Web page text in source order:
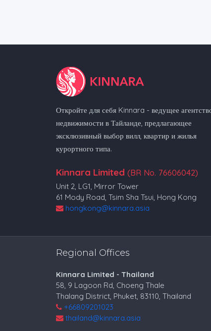
Откройте для себя Kinnara - ведущее
недвижимости в Тайланде, предлагающее
эксклюзивный выбор вилл, квартир и жилья
курортного типа.
Kinnara Limited (BR No. 76606042)
Unit 2, LG1, Mirror Tower
61 Mody Road, Tsim Sha Tsui, Hong Kong
hongkong@kinnara.asia
Regional Offices
Kinnara Limited - Thailand
58, 9 Lagoon Rd, Choeng Thale
Thalang District, Phuket, 83110, Thailand
+66809201023
thailand@kinnara.asia